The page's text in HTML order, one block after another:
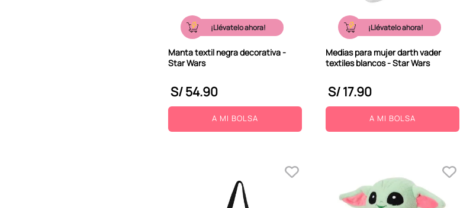
¡Llévatelo ahora!
Manta textil negra decorativa -
Star Wars
S/54.90
A MI BOLSA
¡Llévatelo ahora!
Medias para mujer darth vader
textiles blancos - Star Wars
S/17.90
A MI BOLSA